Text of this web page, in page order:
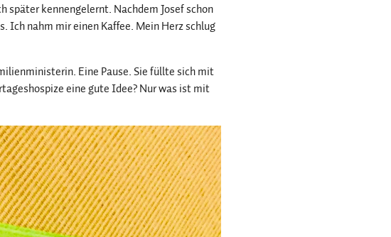
später kennengelernt. Nachdem Josef schon
Ich nahm mir einen Kaffee. Mein Herz schlug
Eine Pause. Sie füllte sich mit
eine gute Idee? Nur was ist mit